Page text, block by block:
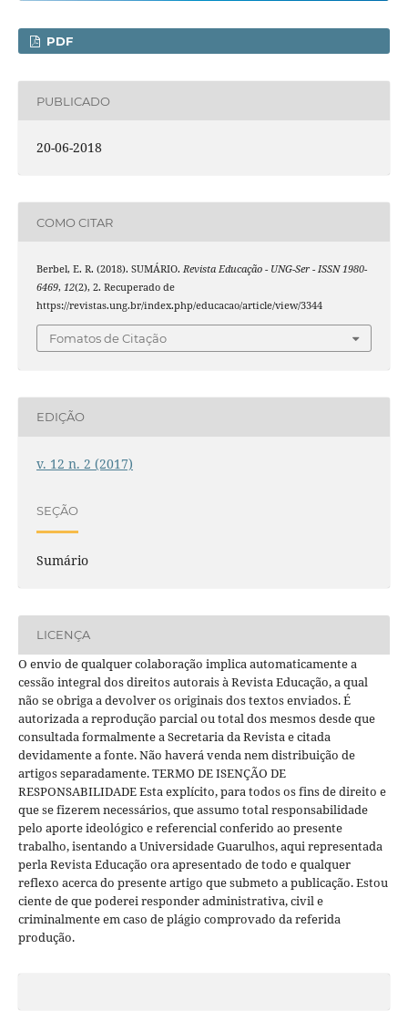
PDF
PUBLICADO
20-06-2018
COMO CITAR
Berbel, E. R. (2018). SUMÁRIO. Revista Educação - UNG-Ser - ISSN 1980-
6469, 12(2), 2. Recuperado de
https://revistas.ung.br/index.php/educacao/article/view/3344
Fomatos de Citação
EDIÇÃO
v. 12 n. 2 (2017)
SEÇÃO
Sumário
LICENÇA
O envio de qualquer colaboração implica automaticamente a
cessão integral dos direitos autorais à Revista Educação, a qual
não se obriga a devolver os originais dos textos enviados. É
autorizada a reprodução parcial ou total dos mesmos desde que
consultada formalmente a Secretaria da Revista e citada
devidamente a fonte. Não haverá venda nem distribuição de
artigos separadamente. TERMO DE ISENÇÃO DE
RESPONSABILIDADE Esta explícito, para todos os fins de direito e
que se fizerem necessários, que assumo total responsabilidade
pelo aporte ideológico e referencial conferido ao presente
trabalho, isentando a Universidade Guarulhos, aqui representada
perla Revista Educação ora apresentado de todo e qualquer
reflexo acerca do presente artigo que submeto a publicação. Estou
ciente de que poderei responder administrativa, civil e
criminalmente em caso de plágio comprovado da referida
produção.